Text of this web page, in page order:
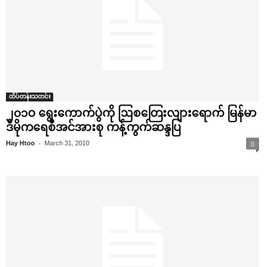
ထိပ်တန်းသတင်း
၂၀၁ဝ ‌ရွေး‌ကောက်ပွဲကို ဩစ‌တြေးလျား‌ရောက် မြန်မာ
ဒီမိုက‌ရေစီအင်အားစု ကန့်ကွက်ဆန္ဒပြ
Hay Htoo - March 31, 2010 0